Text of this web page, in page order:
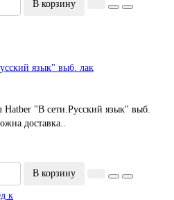
В корзину
язык" выб. лак
Hatber "В сети.Русский язык" выб.
доставка..
В корзину